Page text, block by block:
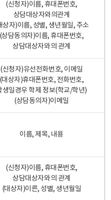
(신청자)이름, 휴대폰번호,
상담대상자와의관계
상자)이름, 성별, 생년월일, 주소
(상담동의자)이름, 휴대폰번호,
상담대상자와의 관계
(신청자)유선전화번호, 이메일
(대상자)휴대폰번호, 전화번호,
생일경우 학제 정보(학교/학년)
(상담동의자)이메일
이름, 제목, 내용
(신청자)이름, 휴대폰번호,
상담대상자와의 관계
(대상자)이른, 성별, 생년월일